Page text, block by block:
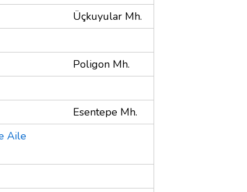
Üçkuyular Mh.
Poligon Mh.
Esentepe Mh.
Aile